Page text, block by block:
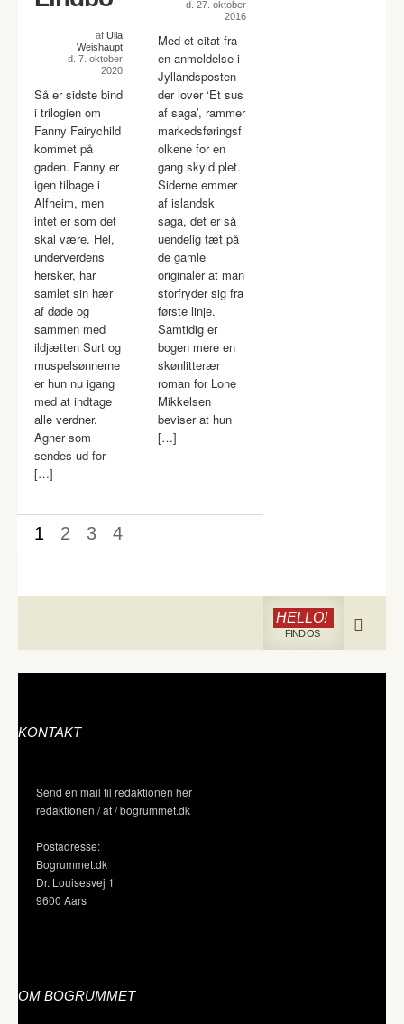
af Ulla
Weishaupt
d. 7. oktober
2020
Så er sidste bind
i trilogien om
Fanny Fairychild
kommet på
gaden. Fanny er
igen tilbage i
Alfheim, men
intet er som det
skal være. Hel,
underverdens
hersker, har
samlet sin hær
af døde og
sammen med
ildjætten Surt og
muspelsønnerne
er hun nu igang
med at indtage
alle verdner.
Agner som
sendes ud for
[…]
d. 27. oktober
2016
Med et citat fra
en anmeldelse i
Jyllandsposten
der lover ‘Et sus
af saga’, rammer
markedsføringsf
olkene for en
gang skyld plet.
Siderne emmer
af islandsk
saga, det er så
uendelig tæt på
de gamle
originaler at man
storfryder sig fra
første linje.
Samtidig er
bogen mere en
skønlitterær
roman for Lone
Mikkelsen
beviser at hun
[…]
1 2 3 4
HELLO!
FIND OS
KONTAKT
Send en mail til redaktionen her
redaktionen / at / bogrummet.dk
Postadresse:
Bogrummet.dk
Dr. Louisesvej 1
9600 Aars
OM BOGRUMMET